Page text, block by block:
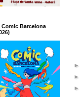
Comic Barcelona
►
►
►